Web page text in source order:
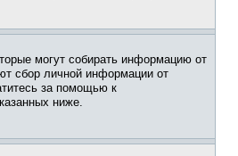
могут собирать информацию от
сбор личной информации от
за помощью к
ниже.